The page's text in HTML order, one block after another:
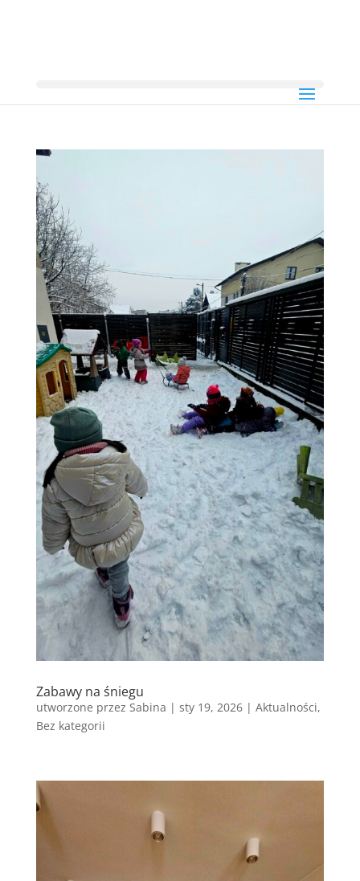
Zabawy na śniegu
utworzone przez Sabina | sty 19, 2026| Aktualności,
Bez kategorii